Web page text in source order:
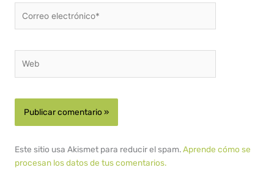
electrónico*
Este sitio usa Akismet para reducir el spam.Aprende cómo se
procesan los datos de tus comentarios.